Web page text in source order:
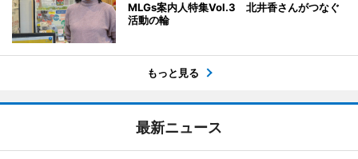
MLGs案内人特集Vol.3 北井香さんがつなぐ
活動の輪
もっと見る
最新ニュース